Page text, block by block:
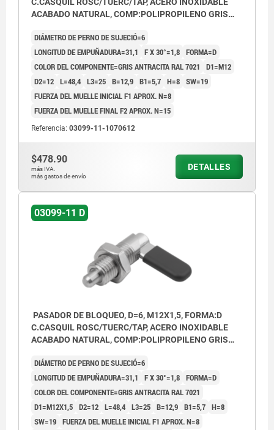
C.CASQUIL ROSC/TUERC/TAP, ACERO INOXIDABLE
ACABADO NATURAL, COMP:POLIPROPILENO GRIS
DIÁMETRO DE PERNO DE SUJECIÓ=6
LONGITUD DE EMPUÑADURA=31,1
F X 30°=1,8 FORMA=D
COLOR DEL COMPONENTE=GRIS ANTRACITA RAL 7021
D1=M12
D2=12 L=48,4 L3=25 B=12,9 B1=5,7 H=8 SW=19
FUERZA DEL MUELLE INICIAL F1 APROX. N=8
FUERZA DEL MUELLE FINAL F2 APROX. N=15
Referencia: 03099-11-1070612
$478.90
más IVA.
más gastos de envío
DETALLES
03099-11 D
PASADOR DE BLOQUEO, D=6, M12X1,5, FORMA:D
C.CASQUIL ROSC/TUERC/TAP, ACERO INOXIDABLE
ACABADO NATURAL, COMP:POLIPROPILENO GRIS
DIÁMETRO DE PERNO DE SUJECIÓ=6
LONGITUD DE EMPUÑADURA=31,1
F X 30°=1,8 FORMA=D
COLOR DEL COMPONENTE=GRIS ANTRACITA RAL 7021
D1=M12X1,5 D2=12 L=48,4 L3=25 B=12,9 B1=5,7 H=8
SW=19 FUERZA DEL MUELLE INICIAL F1 APROX. N=8